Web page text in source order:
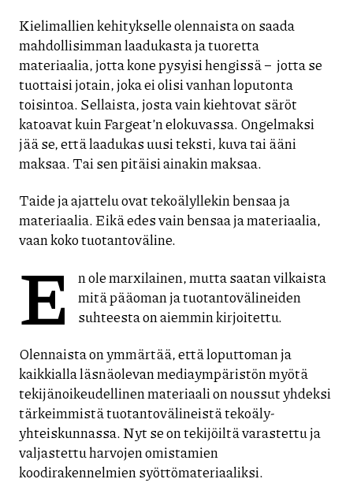
Kielimallien kehitykselle olennaista on saada
mahdollisimman laadukasta ja tuoretta
materiaalia, jotta kone pysyisi hengissä – jotta se
tuottaisi jotain, joka ei olisi vanhan loputonta
toisintoa. Sellaista, josta vain kiehtovat säröt
katoavat kuin Fargeat’n elokuvassa. Ongelmaksi
jää se, että laadukas uusi teksti, kuva tai ääni
maksaa. Tai sen pitäisi ainakin maksaa.
Taide ja ajattelu ovat tekoälyllekin bensaa ja
materiaalia. Eikä edes vain bensaa ja materiaalia,
vaan koko tuotantoväline.
E
n ole marxilainen, mutta saatan vilkaista
mitä pääoman ja tuotantovälineiden
suhteesta on aiemmin kirjoitettu.
Olennaista on ymmärtää, että loputtoman ja
kaikkialla läsnäolevan mediaympäristön myötä
tekijänoikeudellinen materiaali on noussut yhdeksi
tärkeimmistä tuotantovälineistä tekoäly-
yhteiskunnassa. Nyt se on tekijöiltä varastettu ja
valjastettu harvojen omistamien
koodirakennelmien syöttömateriaaliksi.